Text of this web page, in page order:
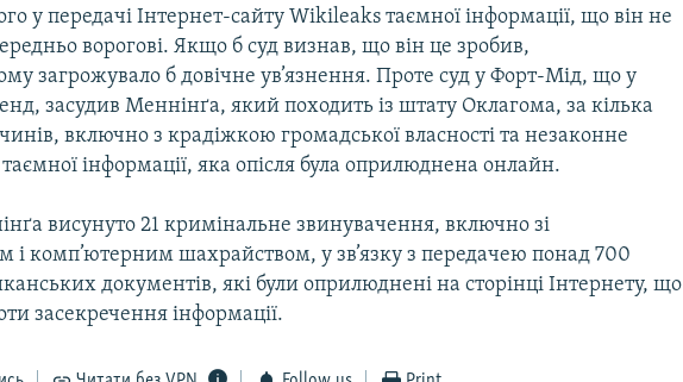
у передачі Інтернет-сайту Wikileaks таємної інформації, що він не
ворогові. Якщо б суд визнав, що він це зробив,
загрожувало б довічне ув’язнення. Проте суд у Форт-Мід, що у
засудив Меннінґа, який походить із штату Оклагома, за кілька
включно з крадіжкою громадської власності та незаконне
інформації, яка опісля була оприлюднена онлайн.
висунуто 21 кримінальне звинувачення, включно зі
і комп’ютерним шахрайством, у зв’язку з передачею понад 700
документів, які були оприлюднені на сторінці Інтернету, що
засекречення інформації.